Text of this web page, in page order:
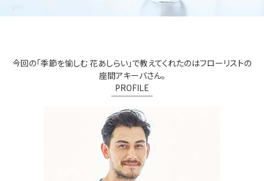
今回の「季節を愉しむ 花あしらい」で教えてくれたのはフローリストの
座間アキーバさん。
PROFILE
￣￣￣￣￣